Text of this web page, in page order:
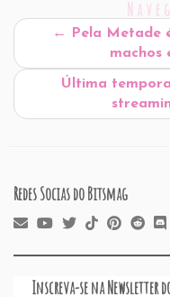
b
o
k
dI
n
A
p
p
←
Pela Metade
machos
Última
Redes Socias do Bitsmag
Inscreva-se na Newsletter